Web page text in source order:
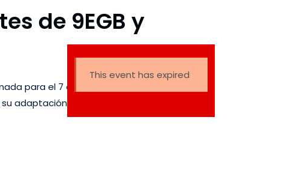
de 9EGB y
para el 7 de abril, busca
adaptación y el inicio de sus
This event has expired